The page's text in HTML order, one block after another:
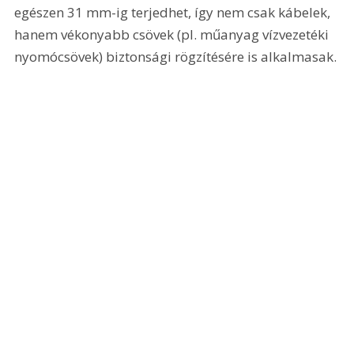
egészen 31 mm-ig terjedhet, így nem csak kábelek,
hanem vékonyabb csövek (pl. műanyag vízvezetéki
nyomócsövek) biztonsági rögzítésére is alkalmasak.